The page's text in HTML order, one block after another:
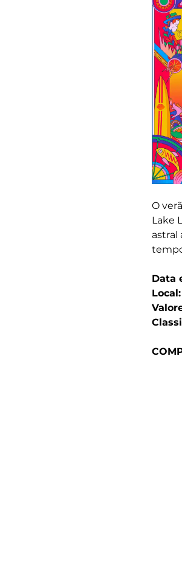
O
Lake
astral
Data
Local: